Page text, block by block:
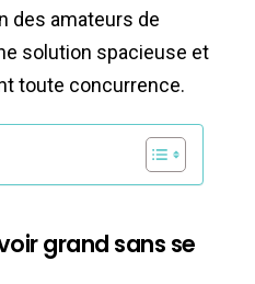
des amateurs de
solution spacieuse et
toute concurrence.
grand sans se